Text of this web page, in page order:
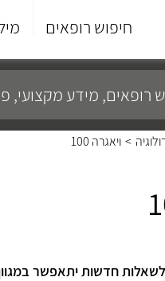
חיפוש רופאים
סוף
התפריט
> ויאגרה 100
חדשות יתאפשר